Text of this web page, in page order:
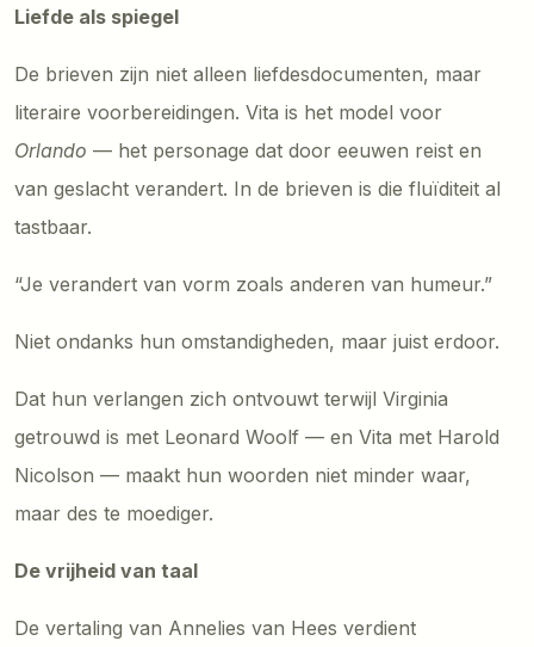
Liefde als spiegel
De brieven zijn niet alleen liefdesdocumenten, maar
literaire voorbereidingen. Vita is het model voor
Orlando — het personage dat door eeuwen reist en
van geslacht verandert. In de brieven is die fluïditeit al
tastbaar.
“Je verandert van vorm zoals anderen van humeur.”
Niet ondanks hun omstandigheden, maar juist erdoor.
Dat hun verlangen zich ontvouwt terwijl Virginia
getrouwd is met Leonard Woolf — en Vita met Harold
Nicolson — maakt hun woorden niet minder waar,
maar des te moediger.
De vrijheid van taal
De vertaling van Annelies van Hees verdient